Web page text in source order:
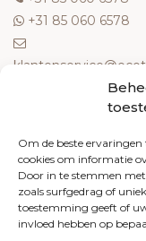
Om de beste
cookies om informatie
Door in te stemmen
zoals surfgedrag of
toestemming geeft of
invloed hebben op
‎+31 85 060 6578
Meest gestelde
Contact
Algemene
Retourneren
Klachten